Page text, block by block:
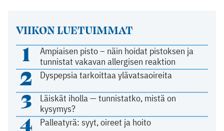
VIIKON LUETUIMMAT
1
Ampiaisen pisto – näin hoidat pistoksen ja
tunnistat vakavan allergisen reaktion
2 Dyspepsia tarkoittaa ylävatsaoireita
3
Läiskät iholla — tunnistatko, mistä on
kysymys?
4 Palleatyrä: syyt, oireet ja hoito